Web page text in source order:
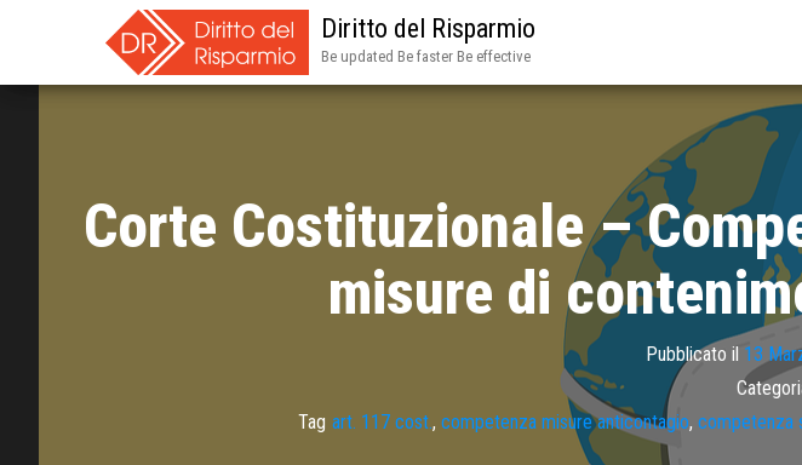
Diritto del Risparmio
Be updated Be faster Be effective
Corte Costituzionale –
misure di
Pubblicato il 13
Tag art. 117 cost., competenza misure anticontagio, competenza